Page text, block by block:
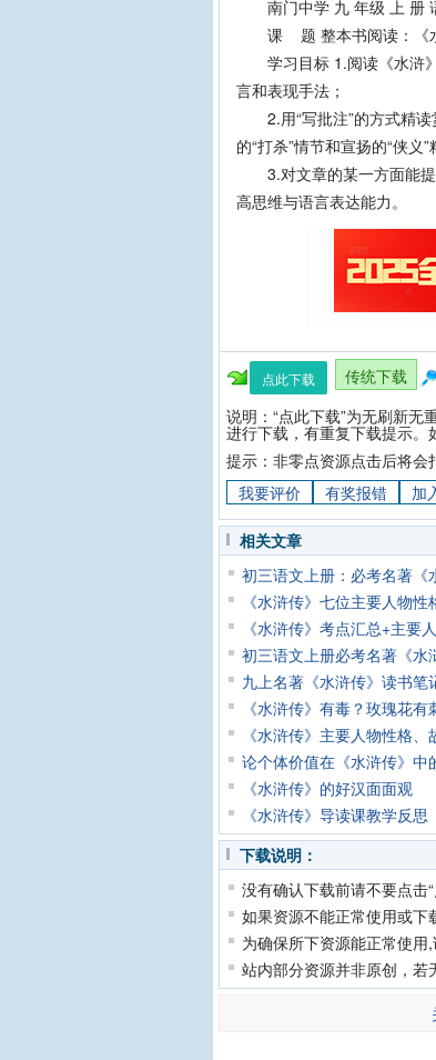
南门中学 九 年级 上 册
课 题 整本书阅读：《水
学习目标 1.阅读《水浒》
言和表现手法；
2.用“写批注”的方式精读
的“打杀”情节和宣扬的“侠义”
3.对文章的某一方面能提
高思维与语言表达能力。
点此下载 传统下载
说明：“点此下载”为无刷新无
进行下载，有重复下载提示。
提示：非零点资源点击后将会
我要评价
有奖报错 加
相关文章
初三语文上册：必考名著《
《水浒传》七位主要人物
《水浒传》考点汇总+主要
初三语文上册必考名著《水
九上名著《水浒传》读书笔
《水浒传》有毒？玫瑰花有
《水浒传》主要人物性格
论个体价值在《水浒传》中
《水浒传》的好汉面面观
《水浒传》导读课教学反思
下载说明：
没有确认下载前请不要点击
如果资源不能正常使用或下
为确保所下资源能正常使用
站内部分资源并非原创，若